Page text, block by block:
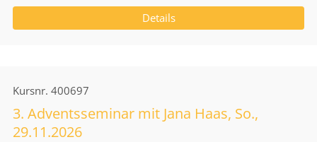
Details
Kursnr. 400697
3. Adventsseminar mit Jana Haas, So.,
29.11.2026